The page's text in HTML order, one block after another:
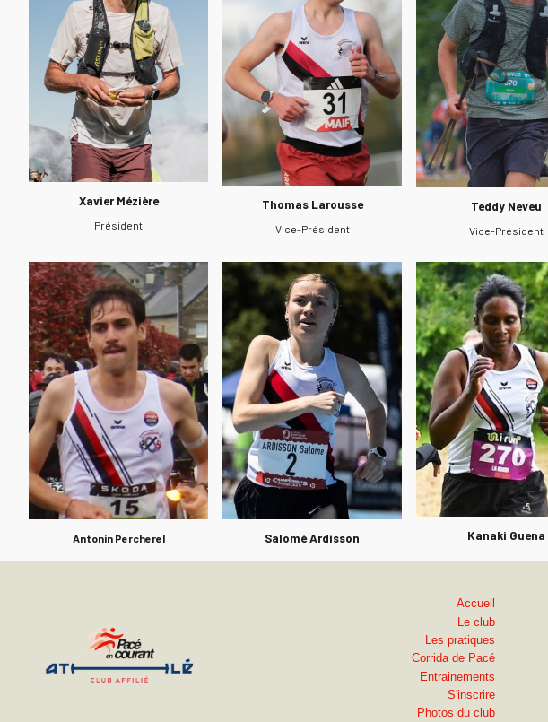
Xavier Mézière
Président
Thomas Larousse
Vice-Président
Teddy Neveu
Vice-Président
Antonin Percherel Salomé Ardisson Kanaki Guena
Accueil
Le club
Les pratiques
Corrida de Pacé
Entrainements
S'inscrire
Photos du club